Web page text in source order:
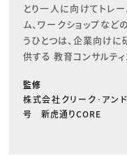
とり一人に向けてトレ
ム、ワークショップなど
うひとつは、企業向け
供する 教育コンサルティ
監修
株式会社クリーク･アン
号 新虎通りCORE